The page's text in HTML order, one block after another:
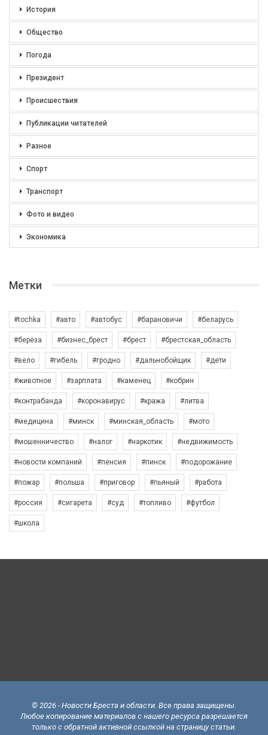
История
Общество
Погода
Президент
Происшествия
Публикации читателей
Разное
Спорт
Транспорт
Фото и видео
Экономика
Метки
#tochka #авто #автобус #барановичи #беларусь
#берёза #бизнес_брест #брест #брестская_область
#вело #гибель #гродно #дальнобойщик #дети
#животное #зарплата #каменец #кобрин
#контрабанда #коронавирус #кража #литва
#медицина #минск #минская_область #мото
#мошенничество #налог #наркотик #недвижимость
#новости компаний #пенсия #пинск #подорожание
#пожар #польша #приговор #пьяный #работа
#россия #сигарета #суд #топливо #футбол
#школа
© 2026 - Новости Бреста и области. Все права защищены.
Любое копирование материалов с нашего ресурса разрешается
только с обратной активной ссылкой на страницу статьи.